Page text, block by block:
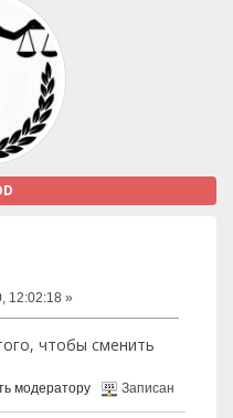
12:02:18 »
чтобы сменить
модератору Записан